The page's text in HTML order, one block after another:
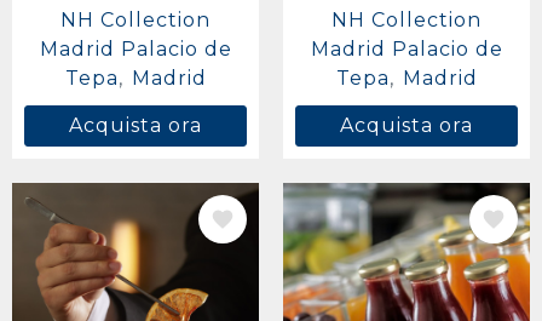
NH Collection
Madrid Palacio de
Tepa
Madrid
Acquista ora
NH Collection
Madrid Palacio de
Tepa
Madrid
Acquista ora
IMMAGINE IMMAGINE